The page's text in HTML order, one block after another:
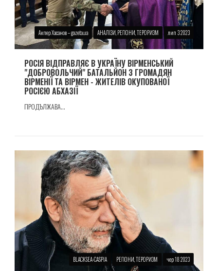
Акпер Хасанов – gazeta.ua АНАЛІЗИ, РЕГІОНИ, ТЕРОРИЗМ лип 3 2023
РОСІЯ ВІДПРАВЛЯЄ В УКРАЇНУ ВІРМЕНСЬКИЙ
"ДОБРОВОЛЬЧИЙ" БАТАЛЬЙОН З ГРОМАДЯН
ВІРМЕНІЇ ТА ВІРМЕН - ЖИТЕЛІВ ОКУПОВАНОЇ
РОСІЄЮ АБХАЗІЇ
ПРОДЪЛЖАВА...
BLACKSEA-CASPIA РЕГІОНИ, ТЕРОРИЗМ чер 18 2023